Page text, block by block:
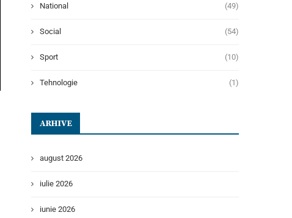
National (49)
Social (54)
Sport (10)
Tehnologie (1)
ARHIVE
august 2026
iulie 2026
iunie 2026